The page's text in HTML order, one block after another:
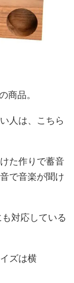
商品。
人は、こちら
た作りで蓄音
で音楽が聞け
対応している
ズは横